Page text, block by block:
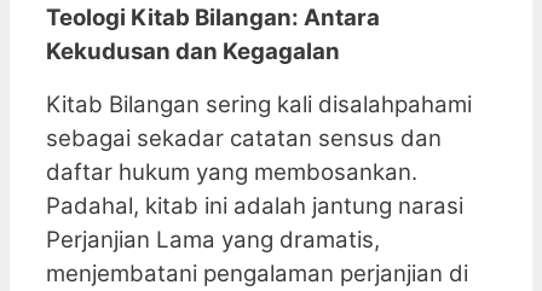
Teologi Kitab Bilangan: Antara
Kekudusan dan Kegagalan
Kitab Bilangan sering kali disalahpahami
sebagai sekadar catatan sensus dan
daftar hukum yang membosankan.
Padahal, kitab ini adalah jantung narasi
Perjanjian Lama yang dramatis,
menjembatani pengalaman perjanjian di